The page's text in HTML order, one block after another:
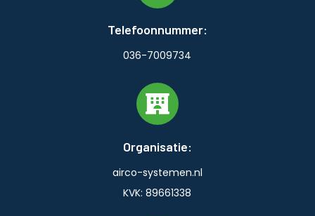
Telefoonnummer:
036-7009734
Organisatie:
airco-systemen.nl
KVK: 89661338